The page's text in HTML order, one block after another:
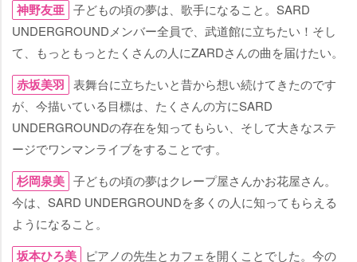
神野友亜 子どもの頃の夢は、歌手になること。SARD
UNDERGROUNDメンバー全員で、武道館に立ちたい！そし
て、もっともっとたくさんの人にZARDさんの曲を届けたい。
赤坂美羽 表舞台に立ちたいと昔から想い続けてきたのです
が、今描いている目標は、たくさんの方にSARD
UNDERGROUNDの存在を知ってもらい、そして大きなステ
ージでワンマンライブをすることです。
杉岡泉美 子どもの頃の夢はクレープ屋さんかお花屋さん。
今は、SARD UNDERGROUNDを多くの人に知ってもらえる
ようになること。
坂本ひろ美
ピアノの先生とカフェを開くことでした。今の